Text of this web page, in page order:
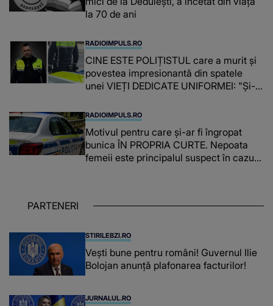
la 70 de ani
RADIOIMPULS.RO
CINE ESTE POLIȚISTUL care a murit și
povestea impresionantă din spatele
unei VIEȚI DEDICATE UNIFORMEI: "Și-a
iar în relația cu colegii a fost un sprijin,
un sfătuitor și un..."
RADIOIMPULS.RO
Motivul pentru care și-ar fi îngropat
bunica ÎN PROPRIA CURTE. Nepoata
femeii este principalul suspect în cazul
PARTENERI
STIRILEBZI.RO
Vești bune pentru români! Guvernul Ilie
Bolojan anunță plafonarea facturilor!
JURNALUL.RO